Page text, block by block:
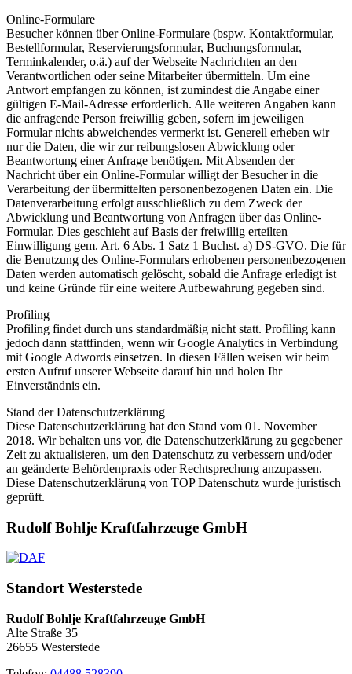
Online-Formulare
Besucher können über Online-Formulare (bspw. Kontaktformular,
Bestellformular, Reservierungsformular, Buchungsformular,
Terminkalender, o.ä.) auf der Webseite Nachrichten an den
Verantwortlichen oder seine Mitarbeiter übermitteln. Um eine
Antwort empfangen zu können, ist zumindest die Angabe einer
gültigen E-Mail-Adresse erforderlich. Alle weiteren Angaben kann
die anfragende Person freiwillig geben, sofern im jeweiligen
Formular nichts abweichendes vermerkt ist. Generell erheben wir
nur die Daten, die wir zur reibungslosen Abwicklung oder
Beantwortung einer Anfrage benötigen. Mit Absenden der
Nachricht über ein Online-Formular willigt der Besucher in die
Verarbeitung der übermittelten personenbezogenen Daten ein. Die
Datenverarbeitung erfolgt ausschließlich zu dem Zweck der
Abwicklung und Beantwortung von Anfragen über das Online-
Formular. Dies geschieht auf Basis der freiwillig erteilten
Einwilligung gem. Art. 6 Abs. 1 Satz 1 Buchst. a) DS-GVO. Die für
die Benutzung des Online-Formulars erhobenen personenbezogenen
Daten werden automatisch gelöscht, sobald die Anfrage erledigt ist
und keine Gründe für eine weitere Aufbewahrung gegeben sind.
Profiling
Profiling findet durch uns standardmäßig nicht statt. Profiling kann
jedoch dann stattfinden, wenn wir Google Analytics in Verbindung
mit Google Adwords einsetzen. In diesen Fällen weisen wir beim
ersten Aufruf unserer Webseite darauf hin und holen Ihr
Einverständnis ein.
Stand der Datenschutzerklärung
Diese Datenschutzerklärung hat den Stand vom 01. November
2018. Wir behalten uns vor, die Datenschutzerklärung zu gegebener
Zeit zu aktualisieren, um den Datenschutz zu verbessern und/oder
an geänderte Behördenpraxis oder Rechtsprechung anzupassen.
Diese Datenschutzerklärung von TOP Datenschutz wurde juristisch
geprüft.
Rudolf Bohlje Kraftfahrzeuge GmbH
Standort Westerstede
Rudolf Bohlje Kraftfahrzeuge GmbH
Alte Straße 35
26655 Westerstede